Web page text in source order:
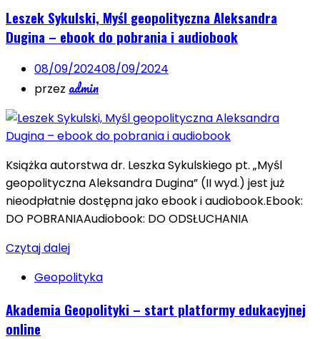
Leszek Sykulski, Myśl geopolityczna Aleksandra
Dugina – ebook do pobrania i audiobook
08/09/202408/09/2024
przez admin
Książka autorstwa dr. Leszka Sykulskiego pt. „Myśl
geopolityczna Aleksandra Dugina” (II wyd.) jest już
nieodpłatnie dostępna jako ebook i audiobook.Ebook:
DO POBRANIAAudiobook: DO ODSŁUCHANIA
Czytaj dalej
Geopolityka
Akademia Geopolityki – start platformy edukacyjnej
online